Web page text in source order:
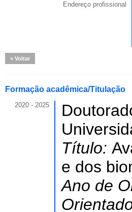
Endereço profissional
Voltar
Formação acadêmica/Titulação
2020 - 2025
Título:
e dos
Ano de